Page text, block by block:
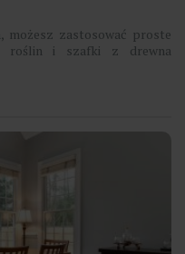
zastosować proste
roślin i szafki z drewna